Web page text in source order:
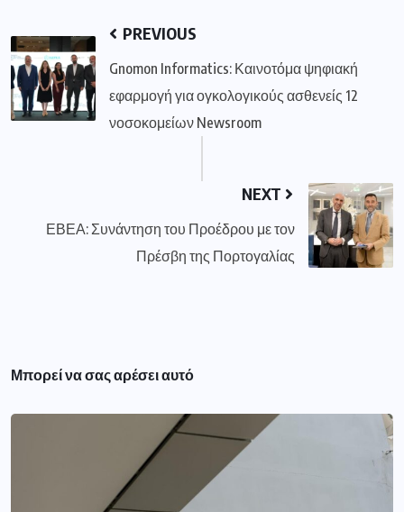
PREVIOUS
Gnomon Informatics: Καινοτόμα ψηφιακή
εφαρμογή για ογκολογικούς ασθενείς 12
νοσοκομείων Newsroom
NEXT
ΕΒΕΑ: Συνάντηση του Προέδρου με τον
Πρέσβη της Πορτογαλίας
Μπορεί να σας αρέσει αυτό